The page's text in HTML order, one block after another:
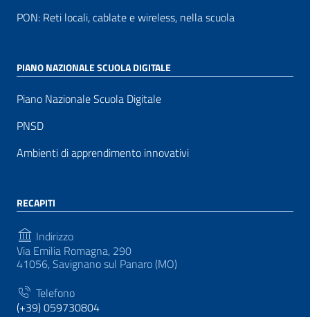
PON: Reti locali, cablate e wireless, nella scuola
PIANO NAZIONALE SCUOLA DIGITALE
Piano Nazionale Scuola Digitale
PNSD
Ambienti di apprendimento innovativi
RECAPITI
Indirizzo
Via Emilia Romagna, 290
41056, Savignano sul Panaro (MO)
Telefono
(+39) 059730804